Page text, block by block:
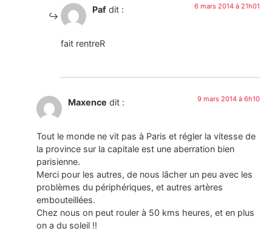
Paf dit : 6 mars 2014 à 21h01
fait rentreR
Maxence dit : 9 mars 2014 à 6h10
Tout le monde ne vit pas à Paris et régler la vitesse de
la province sur la capitale est une aberration bien
parisienne.
Merci pour les autres, de nous lâcher un peu avec les
problèmes du périphériques, et autres artères
embouteillées.
Chez nous on peut rouler à 50 kms heures, et en plus
on a du soleil !!